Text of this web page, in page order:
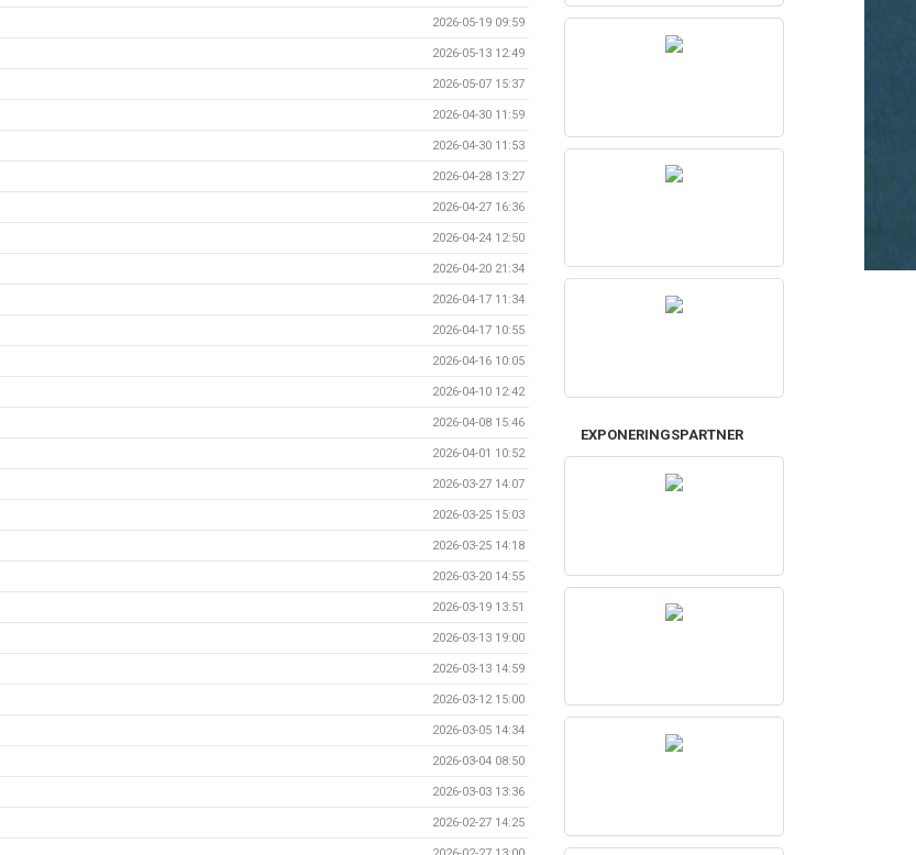
2026-05-19 09:59
2026-05-13 12:49
2026-05-07 15:37
2026-04-30 11:59
2026-04-30 11:53
2026-04-28 13:27
2026-04-27 16:36
2026-04-24 12:50
2026-04-20 21:34
2026-04-17 11:34
2026-04-17 10:55
2026-04-16 10:05
2026-04-10 12:42
2026-04-08 15:46
2026-04-01 10:52
2026-03-27 14:07
2026-03-25 15:03
2026-03-25 14:18
2026-03-20 14:55
2026-03-19 13:51
2026-03-13 19:00
2026-03-13 14:59
2026-03-12 15:00
2026-03-05 14:34
2026-03-04 08:50
2026-03-03 13:36
2026-02-27 14:25
EXPONERINGSPARTNER